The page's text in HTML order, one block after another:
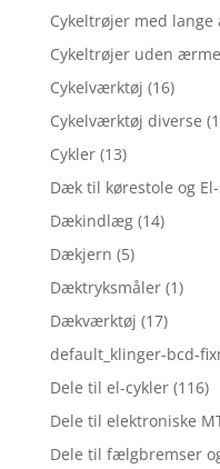
Cykeltrøjer med
Cykeltrøjer uden
Cykelværktøj (16)
Cykelværktøj diverse
Cykler (13)
Dæk til kørestole og
Dækindlæg (14)
Dækjern (5)
Dæktryksmåler (1)
Dækværktøj (17)
default_klinger-bcd-
Dele til el-cykler (116)
Dele til elektroniske
Dele til fælgbremser